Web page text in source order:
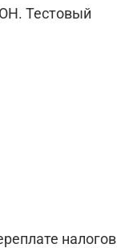
Тестовый
налогов